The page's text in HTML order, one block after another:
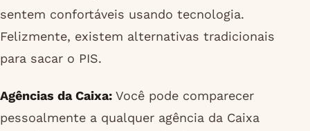
sentem confortáveis usando tecnologia.
Felizmente, existem alternativas tradicionais
para sacar o PIS.
Agências da Caixa: Você pode comparecer
pessoalmente a qualquer agência da Caixa